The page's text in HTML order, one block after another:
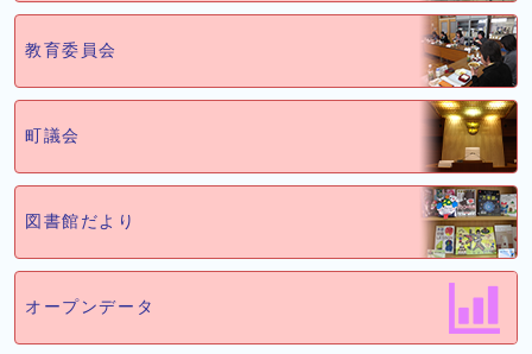
教育委員会
町議会
図書館だより
オープンデータ